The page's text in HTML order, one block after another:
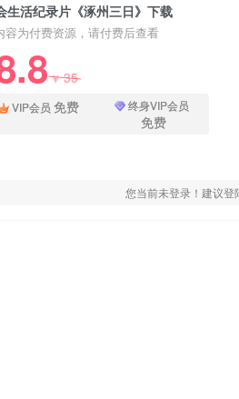
生活纪录片《涿州三日》下载
容为付费资源，请付费后查看
￥35
VIP会员 免费 终身VIP会员
免费
您当前未登录！建议